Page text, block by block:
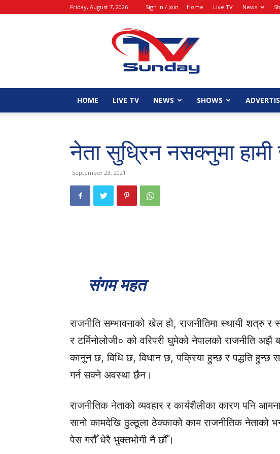
Friday, August 7, 2026 Sign in / Join Home Live TV News
HOME LIVE TV NEWS SHOWS
नेता सुध्रिन नसक्नुमा हामी
September 23, 2021
संगम महत
राजनीति सम्भावनाको खेल हो, राजनीतिमा स्थायी शत्रु र
र टर्मिनोलोजी० को वरिपरी घुमेको नेपालको राजनीति
कानुन छ, विधि छ, विधान छ, पक्रिया हुन्छ र पद्धति हुन्छ
गर्न सक्ने अवस्था छैन।
राजनीतिक नेताको व्यवहार र कार्यशैलीका कारण पनि
सानो कामदेखि ठुल्ठूला ठेक्काको काम राजनीतिक नेताको
पेस गरौँ धेरै भुक्तभोगी नै छौँ।